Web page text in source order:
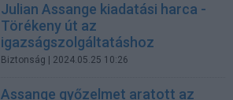
Julian Assange kiadatási harca -
Törékeny út az
igazságszolgáltatáshoz
Biztonság | 2024.05.25 10:26
Assange győzelmet aratott az